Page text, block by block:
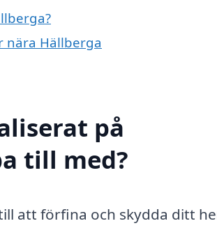
nära Hällberga
på
till med?
att förfina och skydda ditt